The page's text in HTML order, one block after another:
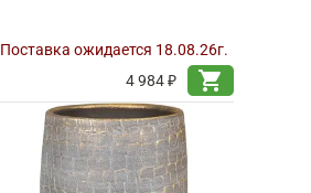
Поставка ожидается 18.08.26г.
4 984 ₽
shopping_cart